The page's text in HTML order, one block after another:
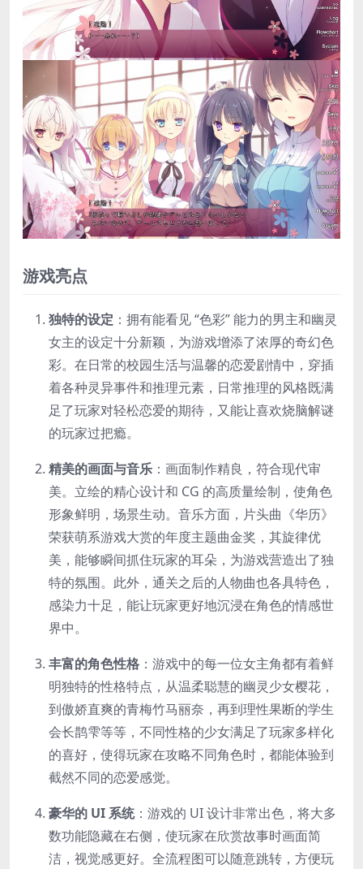
游戏亮点
独特的设定 ：拥有能看见 “色彩” 能力的男主和幽灵
女主的设定十分新颖，为游戏增添了浓厚的奇幻色
彩。在日常的校园生活与温馨的恋爱剧情中，穿插
着各种灵异事件和推理元素，日常推理的风格既满
足了玩家对轻松恋爱的期待，又能让喜欢烧脑解谜
的玩家过把瘾。
精美的画面与音乐 ：画面制作精良，符合现代审
美。立绘的精心设计和 CG 的高质量绘制，使角色
形象鲜明，场景生动。音乐方面，片头曲《华历》
荣获萌系游戏大赏的年度主题曲金奖，其旋律优
美，能够瞬间抓住玩家的耳朵，为游戏营造出了独
特的氛围。此外，通关之后的人物曲也各具特色，
感染力十足，能让玩家更好地沉浸在角色的情感世
界中。
丰富的角色性格 ：游戏中的每一位女主角都有着鲜
明独特的性格特点，从温柔聪慧的幽灵少女樱花，
到傲娇直爽的青梅竹马丽奈，再到理性果断的学生
会长鹊雫等等，不同性格的少女满足了玩家多样化
的喜好，使得玩家在攻略不同角色时，都能体验到
截然不同的恋爱感觉。
豪华的 UI 系统：游戏的 UI 设计非常出色，将大多
数功能隐藏在右侧，使玩家在欣赏故事时画面简
洁，视觉感更好。全流程图可以随意跳转，方便玩